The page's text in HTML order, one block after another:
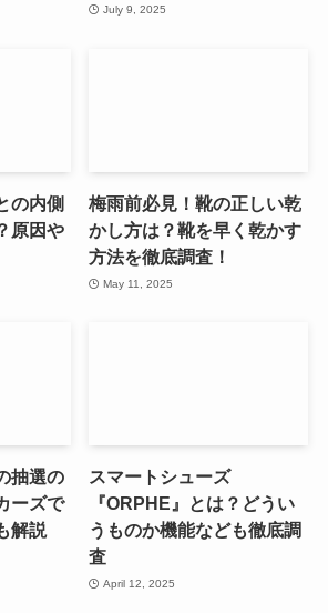
July 9, 2025
の内側
原因や
梅雨前必見！靴の正しい乾
かし方は？靴を早く乾かす
方法を徹底調査！
May 11, 2025
抽選の
ーズで
解説
スマートシューズ
『ORPHE』とは？どうい
うものか機能なども徹底調
査
April 12, 2025